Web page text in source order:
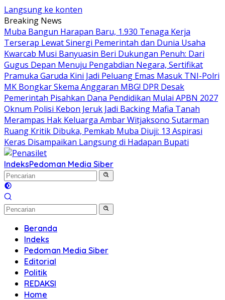
Langsung ke konten
Breaking News
Muba Bangun Harapan Baru, 1.930 Tenaga Kerja
Terserap Lewat Sinergi Pemerintah dan Dunia Usaha
Kwarcab Musi Banyuasin Beri Dukungan Penuh: Dari
Gugus Depan Menuju Pengabdian Negara, Sertifikat
Pramuka Garuda Kini Jadi Peluang Emas Masuk TNI-Polri
MK Bongkar Skema Anggaran MBG! DPR Desak
Pemerintah Pisahkan Dana Pendidikan Mulai APBN 2027
Oknum Polisi Kebon Jeruk Jadi Backing Mafia Tanah
Merampas Hak Keluarga Ambar Witjaksono Sutarman
Ruang Kritik Dibuka, Pemkab Muba Diuji: 13 Aspirasi
Keras Disampaikan Langsung di Hadapan Bupati
IndeksPedoman Media Siber
Beranda
Indeks
Pedoman Media Siber
Editorial
Politik
REDAKSI
Home